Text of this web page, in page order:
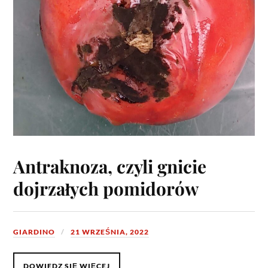
Antraknoza, czyli gnicie
dojrzałych pomidorów
GIARDINO 21 WRZEŚNIA, 2022
DOWIEDZ SIĘ WIĘCEJ